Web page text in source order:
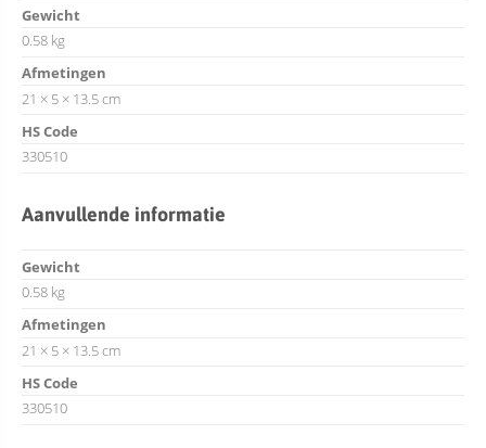
Gewicht
0.58 kg
Afmetingen
21 × 5 × 13.5 cm
HS Code
330510
Aanvullende informatie
Gewicht
0.58 kg
Afmetingen
21 × 5 × 13.5 cm
HS Code
330510